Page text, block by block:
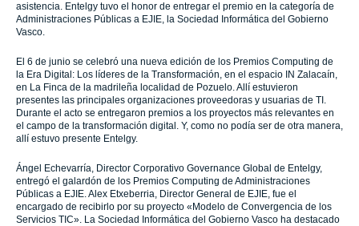
asistencia. Entelgy tuvo el honor de entregar el premio en la categoría de
Administraciones Públicas a EJIE, la Sociedad Informática del Gobierno
Vasco.
El 6 de junio se celebró una nueva edición de los Premios Computing de
la Era Digital: Los líderes de la Transformación, en el espacio IN Zalacaín,
en La Finca de la madrileña localidad de Pozuelo. Allí estuvieron
presentes las principales organizaciones proveedoras y usuarias de TI.
Durante el acto se entregaron premios a los proyectos más relevantes en
el campo de la transformación digital. Y, como no podía ser de otra manera,
allí estuvo presente Entelgy.
Ángel Echevarría, Director Corporativo Governance Global de Entelgy,
entregó el galardón de los Premios Computing de Administraciones
Públicas a EJIE. Alex Etxeberria, Director General de EJIE, fue el
encargado de recibirlo por su proyecto «Modelo de Convergencia de los
Servicios TIC». La Sociedad Informática del Gobierno Vasco ha destacado